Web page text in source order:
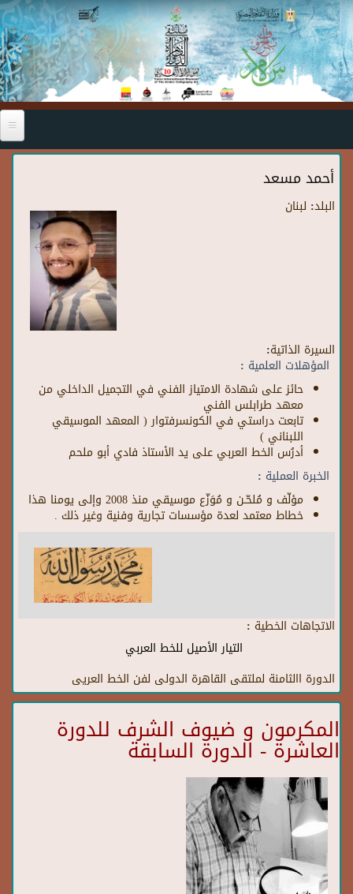
Skip to main content
أحمد مسعد
البلد: لبنان
السيرة الذاتية:
المؤهلات العلمية :
حائز على شهادة الامتياز الفني في التجميل الداخلي من
معهد طرابلس الفني
تابعت دراستي في الكونسرفتوار ( المعهد الموسيقي
اللبناني )
أدرُس الخط العربي على يد الأستاذ فادي أبو ملحم
الخبرة العملية :
مؤلّف و مُلحّـن و مُوَزّع موسيقي منذ 2008 وإلى يومنا هذا
خطاط معتمد لعدة مؤسسات تجارية وفنية وغير ذلك .
الاتجاهات الخطية :
التيار الأصيل للخط العربي
الدورة االثامنة لملتقى القاهرة الدولى لفن الخط العريى
المكرمون و ضيوف الشرف للدورة
العاشرة - الدورة السابقة